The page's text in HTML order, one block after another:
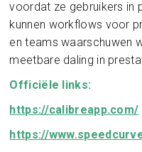
voordat ze gebruikers in
kunnen workflows voor
en teams waarschuwen
meetbare daling in
Officiële links:
https://calibreapp.com/
https://